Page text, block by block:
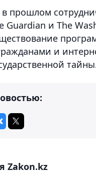
в прошлом
Guardian и The
и
Zakon.kz